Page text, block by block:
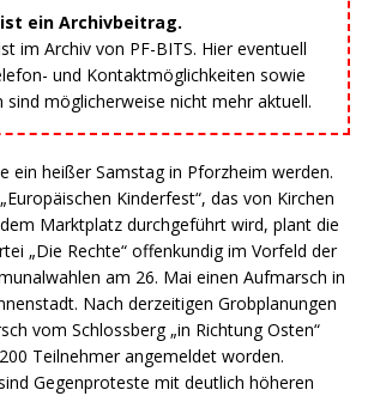
ein Archivbeitrag.
im Archiv von PF-BITS. Hier eventuell
und Kontaktmöglichkeiten sowie
sind möglicherweise nicht mehr aktuell.
ein heißer Samstag in Pforzheim werden.
Kinderfest“, das von Kirchen
Marktplatz durchgeführt wird, plant die
„Die Rechte“ offenkundig im Vorfeld der
am 26. Mai einen Aufmarsch in
Nach derzeitigen Grobplanungen
vom Schlossberg „in Richtung Osten“
Teilnehmer angemeldet worden.
Gegenproteste mit deutlich höheren